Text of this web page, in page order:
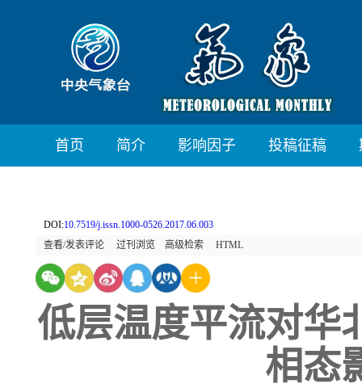
首页 简介 影响因子 投稿征稿
DOI:10.7519/j.issn.1000-0526.2017.06.003
查看/发表评论
过刊浏览 高级检索 HTML
低层温度平流对华
相态